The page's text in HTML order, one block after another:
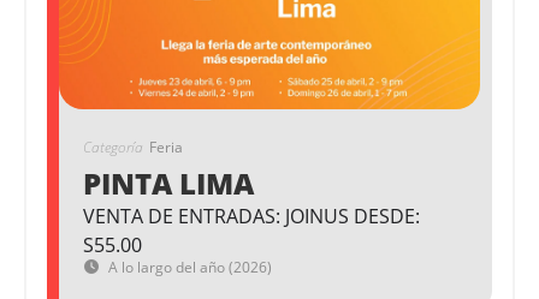
Categoría Feria
PINTA LIMA
VENTA DE ENTRADAS: JOINUS DESDE:
S55.00
A lo largo del año (2026)